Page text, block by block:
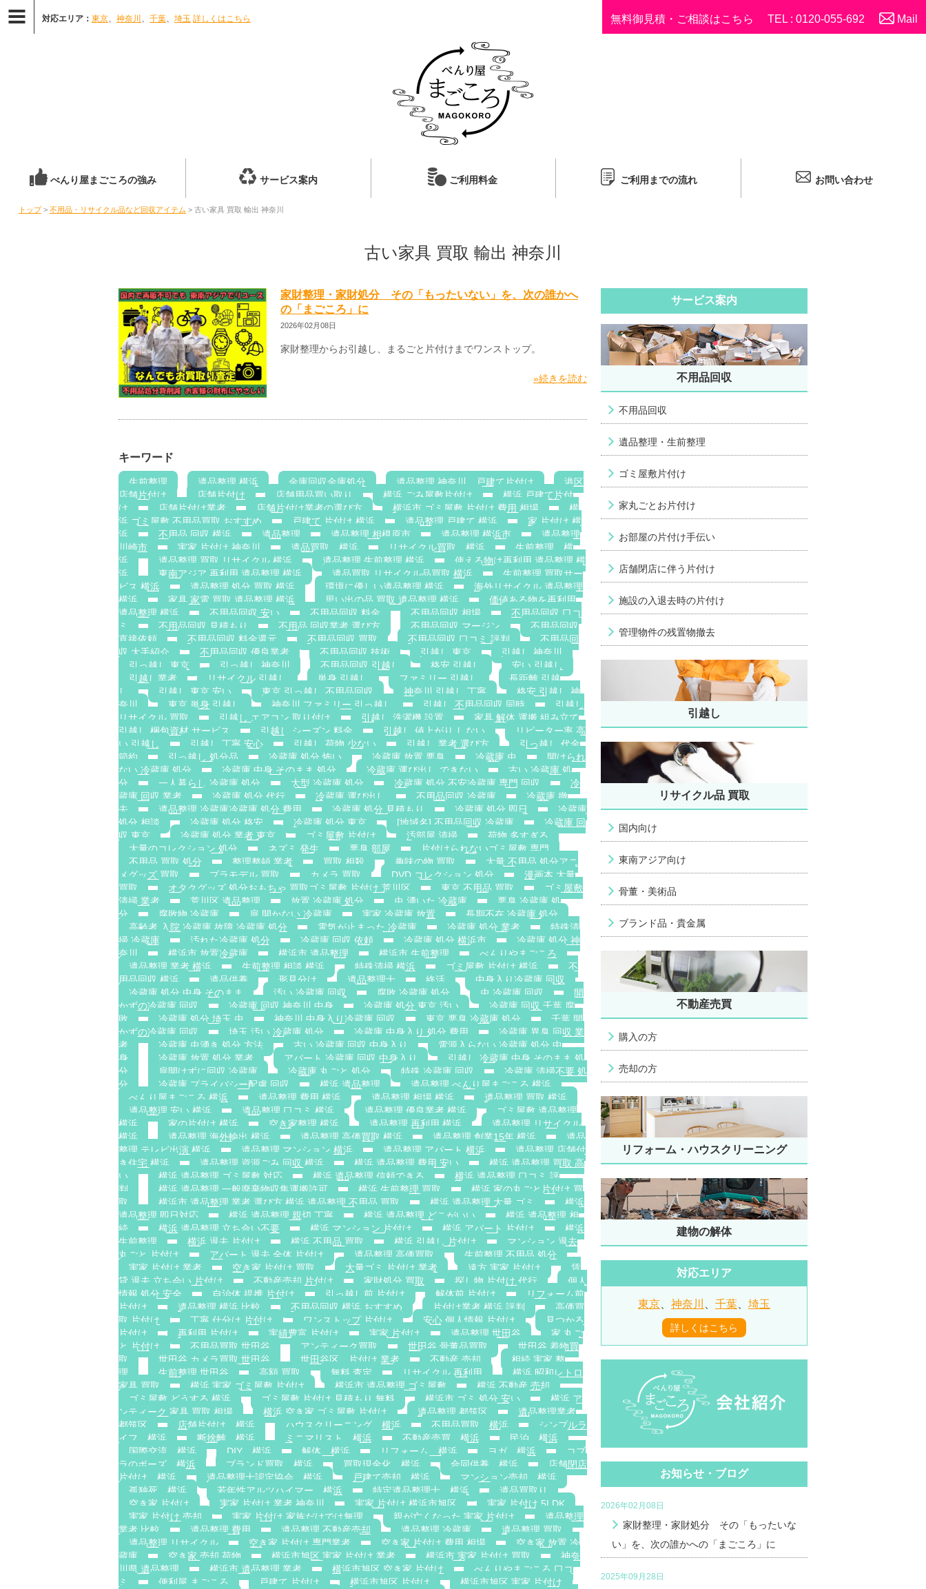
対応エリア： 東京、 神奈川 、 千葉、 埼玉 詳しくはこちら 無料御見積・ご相談はこちら TEL : 0120-055-692 Mail
べんり屋まごころの強み サービス案内 ご利用料金 ご利用までの流れ お問い合わせ
トップ> 不用品・リサイクル品など回収アイテム > 古い家具 買取 輸出 神奈川
古い家具 買取 輸出 神奈川
家財整理・家財処分 その「もったいない」を、次の誰かへ
の「まごころ」に
2026年02月08日
家財整理からお引越し、まるごと片付けまでワンストップ。
»続きを読む
キーワード
生前整理 遺品整理 横浜 金庫回収金庫処分 遺品整理 神奈川，戸建て片付け
港区
店舗片付け
店舗片付け 店舗用品買い取り 横浜 ごみ屋敷片付け
横浜 戸建て片付
け
店舗片付け業者 店舗片付け業者の選び方 横浜市 ゴミ屋敷 片付け 費用 相場
横
浜 ゴミ屋敷 不用品買取 おすすめ
戸建て 片付け 横浜 遺品整理 戸建て 横浜
家 片付け 横
浜
不用品 回収 横浜 遺品整理 遺品整理 相模原市 遺品整理 横浜市
遺品整理
川崎市
実家 片付け 神奈川 遺品買取 横浜 リサイクル買取 横浜
生前整理 横
浜
遺品整理 買取 リサイクル 横浜 遺品整理 生前整理 横浜
使える物は再利用 遺品整理 横
浜
東南アジア 再利用 遺品整理 横浜 遺品買取 リサイクル品買取 横浜
生前整理 買取サー
ビス 横浜
遺品整理 処分 買取 横浜 環境に優しい遺品整理 横浜
海外リサイクル 遺品整理
横浜
家具 家電 買取 遺品整理 横浜 思い出の品 買取 遺品整理 横浜
価値ある物を再利用
遺品整理 横浜
不用品回収 安い 不用品回収 料金 不用品回収 相場
不用品回収 口コ
ミ
不用品回収 見積もり 不用品 回収業者 選び方 不用品回収 マージン
不用品回収
直接依頼
不用品回収 料金還元 不用品回収 買取 不用品回収 口コミ 評判
不用品回
収 大手紹介
不用品回収 優良業者 不用品回収 技術 引越し 東京
引越し 神奈川
引っ越し 東京
引っ越し 神奈川 不用品回収 引越し 格安 引越し
安い 引越し
引越し業者
リサイクル 引越し 単身 引越し ファミリー 引越し
長距離 引越
し
引越し 東京 安い 東京 引っ越し 不用品回収 神奈川 引越し 丁寧
格安 引越し 神
奈川
東京 単身 引越し 神奈川 ファミリー 引っ越し 引越し 不用品回収 同時
引越し
リサイクル 買取
引越し エアコン 取り付け 引越し 洗濯機 設置
家具 解体 運搬 組み立て
引越し 梱包資材 サービス
引越し シーズン 料金 引越し 値上がり しない
リピーター率 高
い 引越し
引越し 丁寧 安心 引越し 荷物 少ない 引越し 業者 選び方
引っ越し 代金
節約
引っ越し 処分品 冷蔵庫 処分 怖い 冷蔵庫 放置 悪臭 冷蔵庫 虫
開けられ
ない 冷蔵庫 処分
冷蔵庫 中身 そのまま 処分 冷蔵庫 運び出し できない
古い 冷蔵庫 処
分
一人暮らし 冷蔵庫 処分 大型 冷蔵庫 処分 冷蔵庫 処分 不安冷蔵庫 専門 回収
冷
蔵庫 回収 業者
冷蔵庫 処分 代行 冷蔵庫 運び出し 不用品回収 冷蔵庫
冷蔵庫 撤
去
遺品整理 冷蔵庫冷蔵庫 処分 費用 冷蔵庫 処分 見積もり 冷蔵庫 処分 即日
冷蔵庫
処分 相談
冷蔵庫 処分 格安 冷蔵庫 処分 東京 [地域名] 不用品回収 冷蔵庫
冷蔵庫 回
収 東京
冷蔵庫 処分 業者 東京 ゴミ屋敷 片付け 汚部屋 清掃
荷物 多すぎる
大量のコレクション 処分
ネズミ 発生 悪臭 部屋
片付けられないゴミ屋敷 専門
不用品 買取 処分
整理整頓 業者 買取 相殺 趣味の物 買取
大量 不用品 処分アニ
メグッズ 買取
プラモデル 買取 カメラ 買取 DVD コレクション 処分
漫画本 大量
買取
オタクグッズ 処分おもちゃ 買取ゴミ屋敷 片付け 荒川区 東京 不用品 買取
ゴミ屋敷
清掃 業者
荒川区 遺品整理 放置 冷蔵庫 処分 虫 湧いた 冷蔵庫
悪臭 冷蔵庫 処
分
腐敗物 冷蔵庫 扉 開かない 冷蔵庫 実家 冷蔵庫 放置
長期不在 冷蔵庫 処分
高齢者 入院 冷蔵庫 故障 冷蔵庫 処分
電気が止まった 冷蔵庫 冷蔵庫 処分 業者
特殊清
掃 冷蔵庫
汚れた冷蔵庫 処分 冷蔵庫 回収 依頼 冷蔵庫 処分 横浜市
冷蔵庫 処分 神
奈川
横浜市 放置冷蔵庫 横浜市 遺品整理 横浜市 生前整理
べんりやまごころ
遺品整理 業者 横浜
生前整理 相談 横浜 特殊清掃 横浜 ゴミ屋敷 片付け 横浜
不
用品回収 横浜
遺品供養 形見分け 遺品整理士 終活
中身入り冷蔵庫 回収
冷蔵庫 処分 中身 そのまま
汚い 冷蔵庫 回収 腐敗 冷蔵庫 処分 虫 冷蔵庫 回収
開
かずの冷蔵庫 回収
冷蔵庫 回収 神奈川 中身 冷蔵庫 処分 東京 汚い
冷蔵庫 回収 千葉 腐
敗
冷蔵庫 処分 埼玉 虫 神奈川 中身入り冷蔵庫 回収 東京 悪臭 冷蔵庫 処分
千葉 開
かずの冷蔵庫 回収
埼玉 汚い 冷蔵庫 処分 冷蔵庫 中身入り 処分 費用
冷蔵庫 異臭 回収 業
者
冷蔵庫 虫湧き 処分 方法 古い 冷蔵庫 回収 中身入り
電源入らない 冷蔵庫 処分 中
身
冷蔵庫 放置 処分 業者 アパート 冷蔵庫 回収 中身入り
引越し 冷蔵庫 中身 そのまま 処
分
扉開けずに回収 冷蔵庫 冷蔵庫 丸ごと 処分 特殊 冷蔵庫 回収
冷蔵庫 清掃不要 処
分
冷蔵庫 プライバシー配慮 回収 横浜 遺品整理
遺品整理 べんり屋まごころ 横浜
べんり屋まごころ 横浜
遺品整理 費用 横浜 遺品整理 相場 横浜
遺品整理 買取 横浜
遺品整理 安い 横浜
遺品整理 口コミ 横浜 遺品整理 優良業者 横浜
ゴミ屋敷 遺品整理
横浜
家の片付け 横浜 空き家整理 横浜 遺品整理 再利用 横浜
遺品整理 リサイクル
横浜
遺品整理 海外輸出 横浜 遺品整理 高価買取 横浜 遺品整理 創業15年 横浜
遺品
整理 テレビ出演 横浜
遺品整理 マンション 横浜 遺品整理 アパート 横浜
遺品整理 店舗付
き住宅 横浜
遺品整理 資源ごみ 回収 横浜 横浜 遺品整理 費用 安い
横浜 遺品整理 買取 高
い
横浜 遺品整理 ゴミ屋敷 対応 横浜 遺品整理 信頼できる
横浜 遺品整理 口コミ 評
判
横浜 遺品整理 一般廃棄物収集運搬許可 横浜 生前整理 買取
横浜 家の丸ごと片付け 買
取
横浜市 遺品整理 業者 選び方 横浜 遺品整理 不用品 買取 横浜 遺品整理 大量 ゴミ
横浜
遺品整理 即日対応
横浜 遺品整理 親切 丁寧 横浜 遺品整理 どこがいい
横浜 遺品整理 相
続
横浜 遺品整理 立ち合い不要 横浜 マンション 片付け 横浜 アパート 片付け
横浜
生前整理
横浜 退去 片付け 横浜 不用品 買取 横浜 引越し 片付け
マンション 退去
丸ごと 片付け
アパート 退去 全体 片付け 遺品整理 高価買取
生前整理 不用品 処分
実家 片付け 業者
空き家 片付け 買取 大量ゴミ 片付け 業者 遠方 実家 片付け
賃
貸 退去 立ち会い 片付け
不動産売却 片付け 家財処分 買取 探し物 片付け 代行
個人
情報 処分 安全
自治体 提携 片付け 引っ越し前 片付け 解体前 片付け
リフォーム前
片付け
遺品整理 横浜 比較 不用品回収 横浜 おすすめ 片付け業者 横浜 評判
高価買
取 片付け
丁寧 仕分け 片付け ワンストップ 片付け 安心 個人情報 片付け
見つかる
片付け
再利用 片付け 実績豊富 片付け 実家 片付け 遺品整理 世田谷
家 丸ご
と 片付け
不用品買取 世田谷 アンティーク買取 世田谷 骨董品買取
世田谷 着物買
取
世田谷 カメラ買取 世田谷 世田谷区 片付け 業者 不動産 売却
相続 実家 整
理
生前整理 世田谷 高額 買取 無料 査定 リサイクル 再利用
横浜 昭和レトロ
家具 買取
横浜 実家 ゴミ屋敷 片付け 横浜市 遺品整理 ゴミ屋敷
横浜 不動産 売却
ゴミ屋敷 どうする 横浜
ゴミ屋敷 片付け 見積もり 無料 横浜市 ゴミ 処分 安い
横浜 ア
ンティーク 家具 買取 相場
横浜 空き家 ゴミ屋敷 片付け 遺品整理 都筑区
遺品整理業者
都筑区
店舗片付け 横浜 ハウスクリーニング 横浜 不用品買取 横浜
シンプルラ
イフ 横浜
断捨離 横浜 ミニマリスト 横浜 不動産売買 横浜
民泊 横浜
国際交流 横浜
DIY 横浜 解体 横浜 リフォーム 横浜 ヨガ 横浜
コブ
ラのポーズ 横浜
ブランド買取 横浜 買取現金化 横浜 合同供養 横浜
店舗閉店
片付け 横浜
遺品整理士認定協会 横浜 戸建て売却 横浜
マンション売却 横浜
孤独死 横浜
若年性アルツハイマー 横浜 特定遺品整理士 横浜
遺品買取り
空き家 片付け
実家 片付け 業者 神奈川 実家 片付け 横浜市旭区
実家 片付け 5LDK
実家 片付け 売却
実家 片付け 家族だけでは無理 親が亡くなった 実家 片付け
遺品整理
業者 比較
遺品整理 費用 遺品整理 不動産売却 遺品整理 冷蔵庫
遺品整理 買取
遺品整理 リサイクル
空き家 片付け 専門業者 空き家 片付け 費用 相場
空き家 放置 冷
蔵庫
空き家 売却 荷物 横浜市旭区 実家 片付け 業者 横浜市 実家 片付け 買取
神奈
川県 遺品整理
横浜市 遺品整理 業者 横浜市旭区 空き家 片付け
べんりやまごころ 口コ
ミ
便利屋 まごころ 戸建て 片付け 横浜市旭区 片付け
横浜市旭区 実家 片付け
サービス案内
不用品回収
不用品回収
遺品整理・生前整理
ゴミ屋敷片付け
家丸ごとお片付け
お部屋の片付け手伝い
店舗閉店に伴う片付け
施設の入退去時の片付け
管理物件の残置物撤去
引越し
リサイクル品 買取
国内向け
東南アジア向け
骨董・美術品
ブランド品・貴金属
不動産売買
購入の方
売却の方
リフォーム・ハウスクリーニング
建物の解体
対応エリア
東京 神奈川 千葉 埼玉
詳しくはこちら
お知らせ・ブログ
2026年02月08日
家財整理・家財処分 その「もったいな
い」を、次の誰かへの「まごころ」に
2025年09月28日